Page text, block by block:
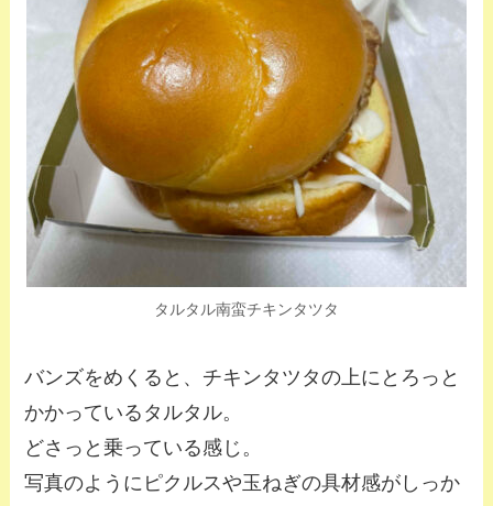
タルタル南蛮チキンタツタ
バンズをめくると、チキンタツタの上にとろっと
かかっているタルタル。
どさっと乗っている感じ。
写真のようにピクルスや玉ねぎの具材感がしっか